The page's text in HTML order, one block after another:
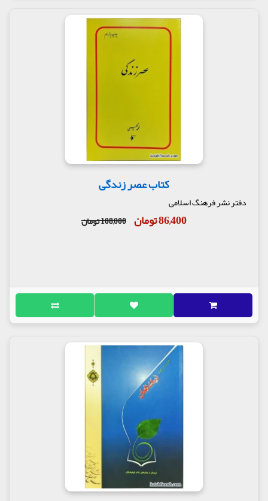
کتاب عصر زندگی
دفتر نشر فرهنگ اسلامی
86,400 تومان 108,000 تومان